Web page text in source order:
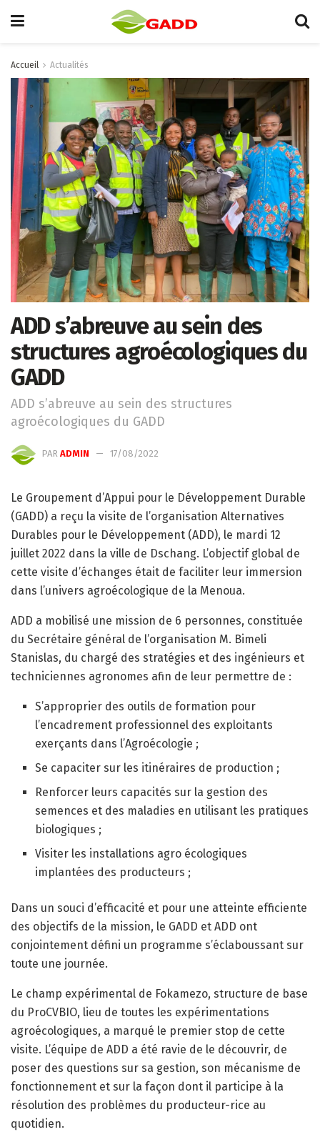
Accueil Actualités
ADD s’abreuve au sein des
structures agroécologiques du
GADD
ADD s’abreuve au sein des structures
agroécologiques du GADD
PAR ADMIN 17/08/2022
Le Groupement d’Appui pour le Développement Durable
(GADD) a reçu la visite de l’organisation Alternatives
Durables pour le Développement (ADD), le mardi 12
juillet 2022 dans la ville de Dschang. L’objectif global de
cette visite d’échanges était de faciliter leur immersion
dans l’univers agroécologique de la Menoua.
ADD a mobilisé une mission de 6 personnes, constituée
du Secrétaire général de l’organisation M. Bimeli
Stanislas, du chargé des stratégies et des ingénieurs et
techniciennes agronomes afin de leur permettre de :
S’approprier des outils de formation pour
l’encadrement professionnel des exploitants
exerçants dans l’Agroécologie ;
Se capaciter sur les itinéraires de production ;
Renforcer leurs capacités sur la gestion des
semences et des maladies en utilisant les pratiques
biologiques ;
Visiter les installations agro écologiques
implantées des producteurs ;
Dans un souci d’efficacité et pour une atteinte efficiente
des objectifs de la mission, le GADD et ADD ont
conjointement défini un programme s’éclaboussant sur
toute une journée.
Le champ expérimental de Fokamezo, structure de base
du ProCVBIO, lieu de toutes les expérimentations
agroécologiques, a marqué le premier stop de cette
visite. L’équipe de ADD a été ravie de le découvrir, de
poser des questions sur sa gestion, son mécanisme de
fonctionnement et sur la façon dont il participe à la
résolution des problèmes du producteur-rice au
quotidien.